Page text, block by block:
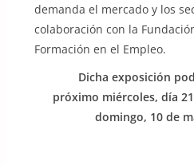
demanda el mercado y los
colaboración con la
Formación en el Empleo.
Dicha exposición
próximo miércoles, día
domingo, 10 de